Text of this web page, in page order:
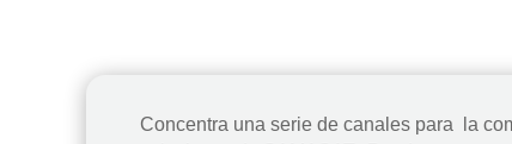
Concentra una serie de canales para la